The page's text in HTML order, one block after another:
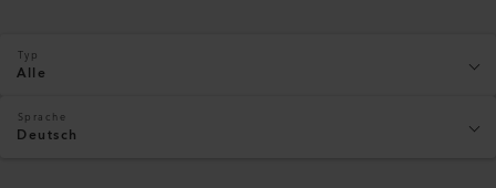
Typ
Alle
Sprache
Deutsch